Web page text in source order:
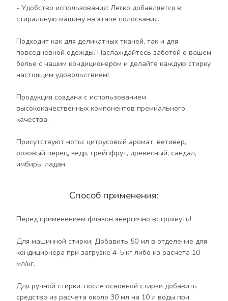
Перед применением флакон энергично
Для машинной стирки: Добавить 50 мл в
отделение для кондиционера при загрузке 4-5 кг
либо из расчёта 10 мл/кг.
Для ручной стирки: после основной стирки
добавить средство из расчета около 30 мл на 10 л
воды при последнем полоскании.
Меры предосторожности:
плотно закрытой упаковке, отдельно от пищевых
продуктов, в недоступном для детей месте.
попадания средства в глаза немедленно промыть
Мерный стаканчик в подарок!
- Удобство использования: Легко добавляется в
стиральную машину на этапе полоскания.
Подходит как для деликатных тканей, так и для
повседневной одежды. Наслаждайтесь заботой о вашем
белье с нашим кондиционером и делайте каждую стирку
настоящим удовольствием!
Продукция создана с использованием
высококачественных компонентов премиального
качества.
Присутствуют ноты: цитрусовый аромат, ветивер,
розовый перец, кедр, грейпфрут, древесный, сандал,
имбирь, ладан.
Способ применения:
Перед применением флакон энергично встряхнуть!
Для машинной стирки: Добавить 50 мл в отделение для
кондиционера при загрузке 4-5 кг либо из расчёта 10
мл/кг.
Для ручной стирки: после основной стирки добавить
средство из расчета около 30 мл на 10 л воды при